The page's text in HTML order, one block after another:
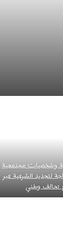
وشخصيات مجتمعية
لتجديد الشرعية عبر
تحالف وطني